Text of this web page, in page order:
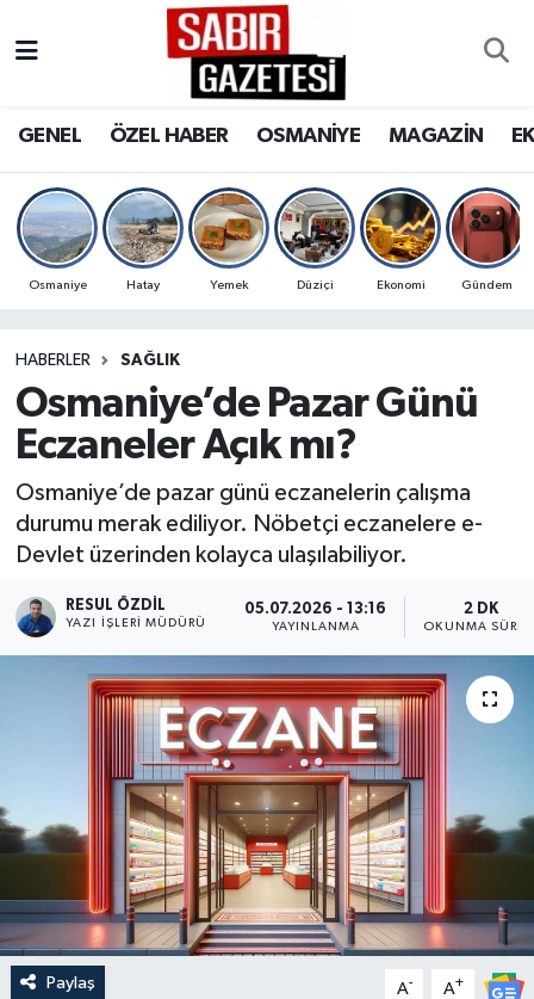
GENEL ÖZEL HABER OSMANİYE MAGAZİN
Osmaniye Hatay Yemek Düziçi Ekonomi Gündem
HABERLER SAĞLIK
Osmaniye’de Pazar Günü
Eczaneler Açık mı?
Osmaniye’de pazar günü eczanelerin çalışma
durumu merak ediliyor. Nöbetçi eczanelere e-
Devlet üzerinden kolayca ulaşılabiliyor.
RESUL ÖZDIL
YAZI İŞLERI MÜDÜRÜ
05.07.2026 - 13:16
YAYINLANMA
2 DK
OKUNMA
Paylaş A- A+
OSMANİYE
MAGAZİN
SPOR
RESMİ İLANLAR
Osmaniye Nöbetçi Eczaneler
Osmaniye Trafik Yoğunluk Haritası
Süper Lig Puan Durumu ve Fikstür
Son Dakika Haberleri
Haber Arşivi